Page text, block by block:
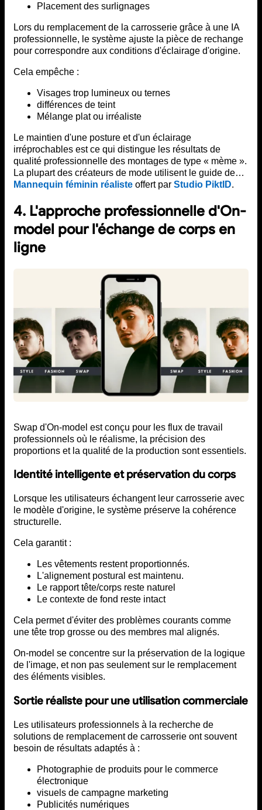
Placement des surlignages
Lors du remplacement de la carrosserie grâce à une IA
professionnelle, le système ajuste la pièce de rechange
pour correspondre aux conditions d'éclairage d'origine.
Cela empêche :
Visages trop lumineux ou ternes
différences de teint
Mélange plat ou irréaliste
Le maintien d'une posture et d'un éclairage
irréprochables est ce qui distingue les résultats de
qualité professionnelle des montages de type « mème ».
La plupart des créateurs de mode utilisent le guide de…
Mannequin féminin réaliste offert par Studio PiktID.
4. L'approche professionnelle d'On-
model pour l'échange de corps en
ligne
Swap d'On-model est conçu pour les flux de travail
professionnels où le réalisme, la précision des
proportions et la qualité de la production sont essentiels.
Identité intelligente et préservation du corps
Lorsque les utilisateurs échangent leur carrosserie avec
le modèle d'origine, le système préserve la cohérence
structurelle.
Cela garantit :
Les vêtements restent proportionnés.
L'alignement postural est maintenu.
Le rapport tête/corps reste naturel
Le contexte de fond reste intact
Cela permet d'éviter des problèmes courants comme
une tête trop grosse ou des membres mal alignés.
On-model se concentre sur la préservation de la logique
de l'image, et non pas seulement sur le remplacement
des éléments visibles.
Sortie réaliste pour une utilisation commerciale
Les utilisateurs professionnels à la recherche de
solutions de remplacement de carrosserie ont souvent
besoin de résultats adaptés à :
Photographie de produits pour le commerce
électronique
visuels de campagne marketing
Publicités numériques